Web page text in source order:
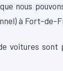
nous
à Fort-de-
voitures